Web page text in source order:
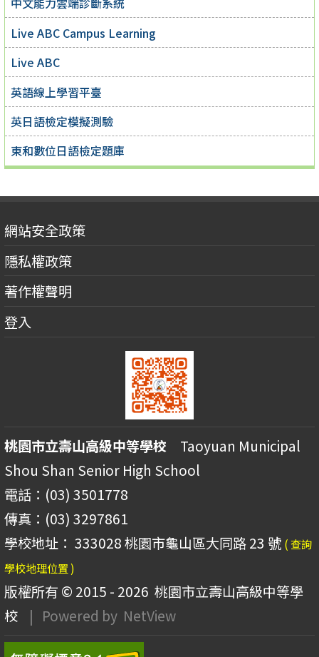
Live ABC Campus Learning
Live ABC
英語線上學習平臺
英日語檢定模擬測驗
東和數位日語檢定題庫
網站安全政策
隱私權政策
著作權聲明
登入
桃園市立壽山高級中等學校 Taoyuan Municipal
Shou Shan Senior High School
電話：(03) 3501778
傳真：(03) 3297861
學校地址： 333028 桃園市龜山區大同路 23 號 ( 查詢
學校地理位置 )
版權所有 © 2015 - 2026 桃園市立壽山高級中等學
校
| Powered by NetView